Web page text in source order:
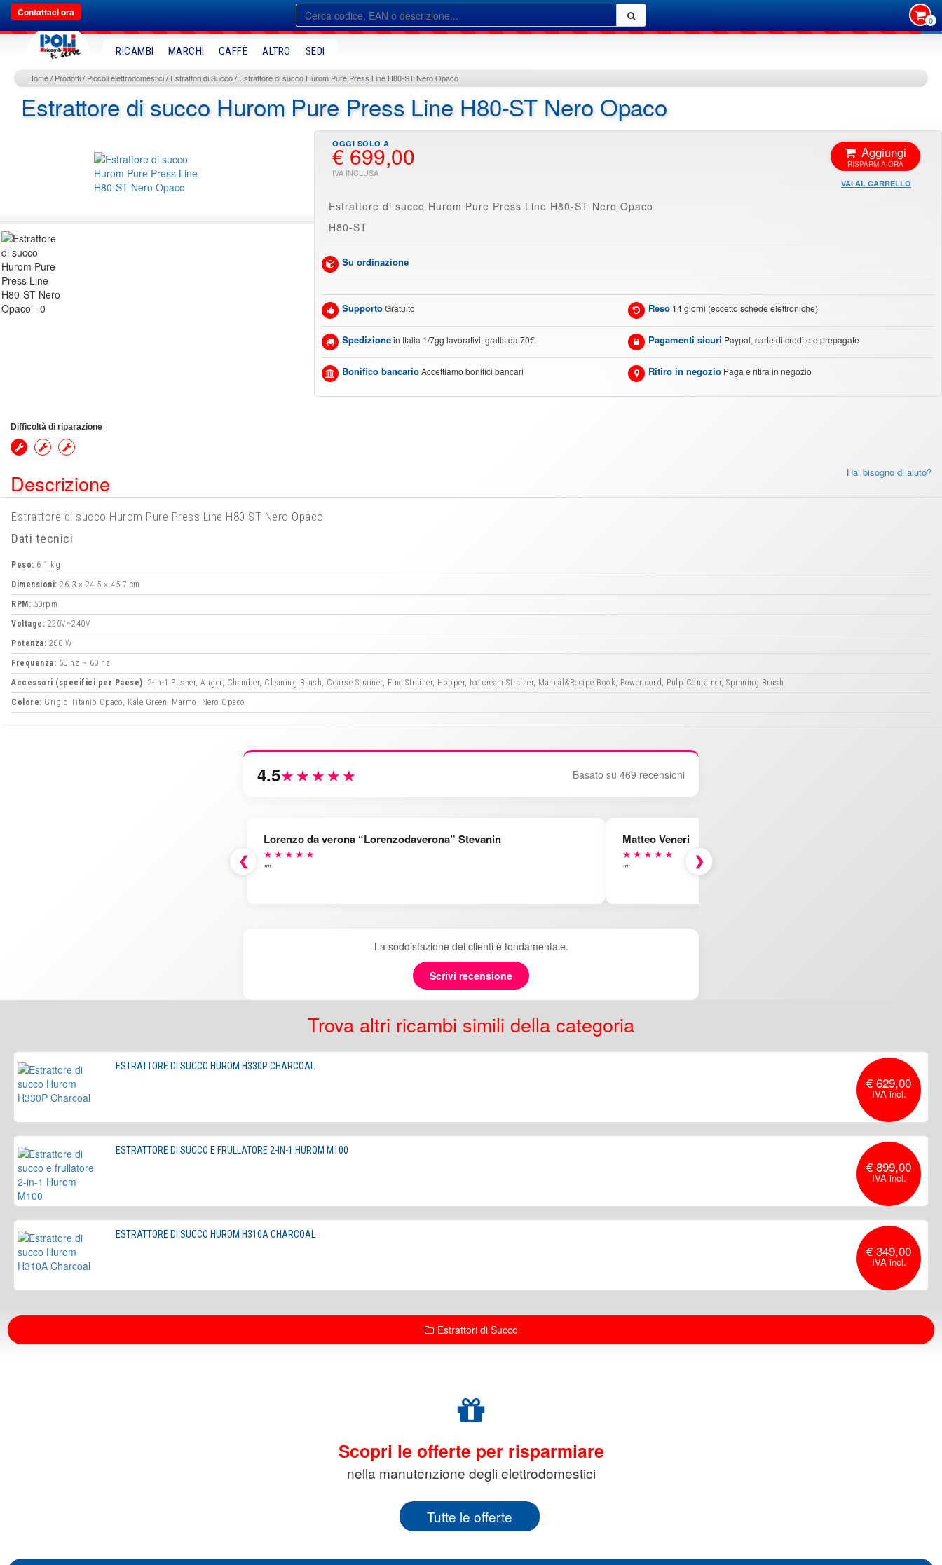
Contattaci ora
0
RICAMBI MARCHI CAFFÈ ALTRO SEDI
Home Prodotti Piccoli elettrodomestici Estrattori di Succo Estrattore di succo Hurom Pure Press Line H80-ST Nero Opaco
Estrattore di succo Hurom Pure Press Line H80-ST Nero Opaco
€ 699,00 Aggiungi
VAI AL CARRELLO
Estrattore di succo Hurom Pure Press Line H80-ST Nero Opaco
H80-ST
Su ordinazione
SupportoGratuito Reso 14 giorni (eccetto schede elettroniche)
Spedizionein Italia 1/7gg lavorativi, gratis da 70€ Pagamenti sicuri Paypal, carte di credito e prepagate
Bonifico bancarioAccettiamo bonifici bancari Ritiro in negozio Paga e ritira in negozio
Difficoltà di riparazione
Hai bisogno di aiuto?
Descrizione
Estrattore di succo Hurom Pure Press Line H80-ST Nero Opaco
Dati tecnici
Peso: 6.1 kg
Dimensioni: 26.3 × 24.5 × 45.7 cm
RPM: 50rpm
Voltage: 220V~240V
Potenza: 200 W
Frequenza: 50 hz ~ 60 hz
Accessori (specifici per Paese): 2-in-1 Pusher, Auger, Chamber, Cleaning Brush, Coarse Strainer, Fine Strainer, Hopper, Ice cream Strainer, Manual&Recipe Book, Power cord, Pulp Container, Spinning Brush
Colore: Grigio Titanio Opaco, Kale Green, Marmo, Nero Opaco
4.5★★★★★ Basato su 469 recensioni
❮
Lorenzo da verona “Lorenzodaverona” Stevanin
★★★★★
""
Matteo Veneri
★★★★★
""
❯
La soddisfazione dei clienti è fondamentale.
Scrivi recensione
Trova altri ricambi simili della categoria
ESTRATTORE DI SUCCO HUROM H330P CHARCOAL
€ 629,00
ESTRATTORE DI SUCCO E FRULLATORE 2-IN-1 HUROM M100
€ 899,00
ESTRATTORE DI SUCCO HUROM H310A CHARCOAL
€ 349,00
Estrattori di Succo
Scopri le offerte per risparmiare
nella manutenzione degli elettrodomestici
Tutte le offerte